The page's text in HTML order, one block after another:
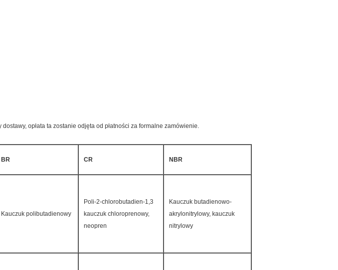
opłata ta zostanie odjęta od płatności za formalne zamówienie.
BR CR NBR
Kauczuk polibutadienowy
Poli-2-chlorobutadien-1,3
kauczuk chloroprenowy,
neopren
Kauczuk butadienowo-
akrylonitrylowy, kauczuk
nitrylowy